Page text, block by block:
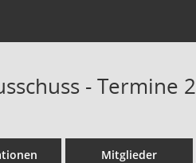
- Termine
Mitglieder